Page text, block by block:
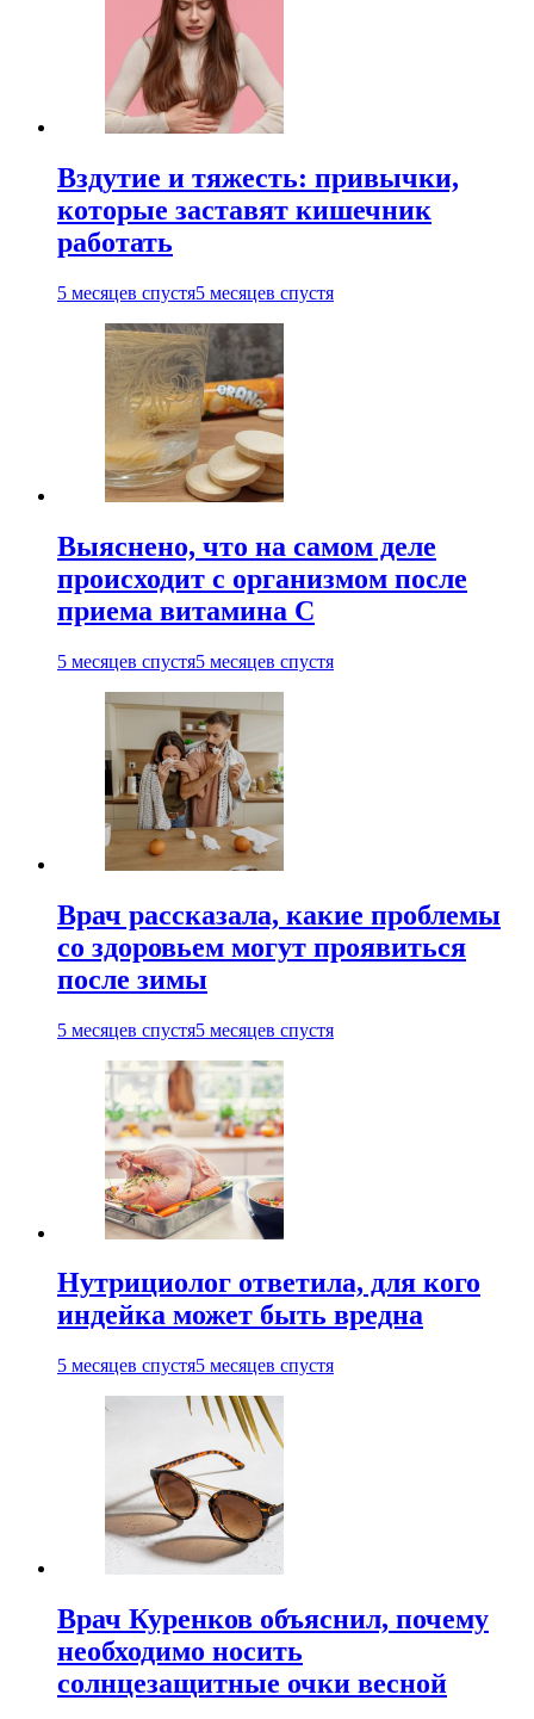
Вздутие и тяжесть: привычки,
которые заставят кишечник
работать
5 месяцев спустя5 месяцев спустя
Выяснено, что на самом деле
происходит с организмом после
приема витамина С
5 месяцев спустя5 месяцев спустя
Врач рассказала, какие проблемы
со здоровьем могут проявиться
после зимы
5 месяцев спустя5 месяцев спустя
Нутрициолог ответила, для кого
индейка может быть вредна
5 месяцев спустя5 месяцев спустя
Врач Куренков объяснил, почему
необходимо носить
солнцезащитные очки весной